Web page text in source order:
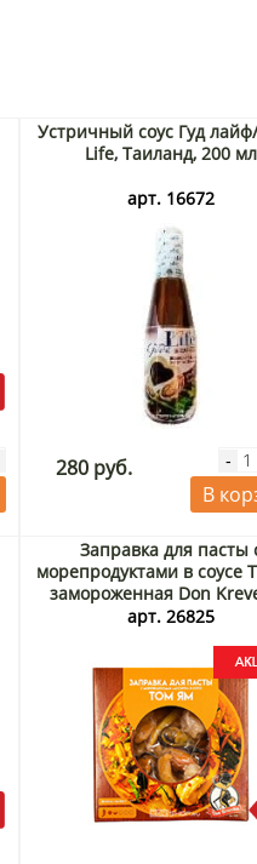
Устричный соус Гуд
Life, Таиланд, 200 мл
арт. 16672
280 руб. -
В
Заправка для пасты
морепродуктами в соусе
замороженная Don
200 г Акция
арт. 26825